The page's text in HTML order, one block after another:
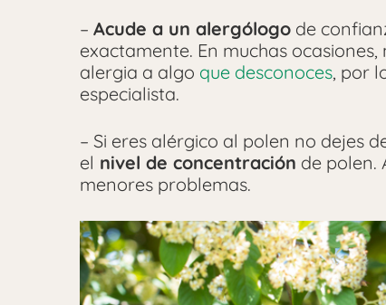
– Acude a un alergólogo de
exactamente. En muchas
alergia a algo que desconoces, por
especialista.
– Si eres alérgico al polen no dejes
el nivel de concentración de polen.
menores problemas.